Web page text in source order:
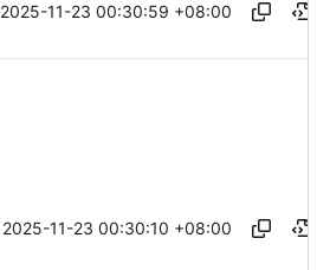
2025-11-23 00:30:59 +08:00
2025-11-23 00:30:10 +08:00